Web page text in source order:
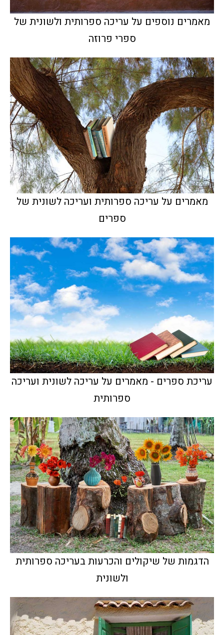
מאמרים נוספים על עריכה ספרותית ולשונית של
ספרי פרוזה
מאמרים על עריכה ספרותית ועריכה לשונית של
ספרים
עריכת ספרים - מאמרים על עריכה לשונית ועריכה
ספרותית
הדגמות של שיקולים והכרעות בעריכה ספרותית
ולשונית